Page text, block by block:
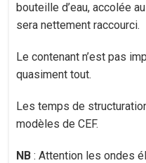
bouteille d’eau, accolée
sera nettement raccourci.
Le contenant n’est pas
quasiment tout.
Les temps de
modèles de CEF.
NB : Attention les ondes